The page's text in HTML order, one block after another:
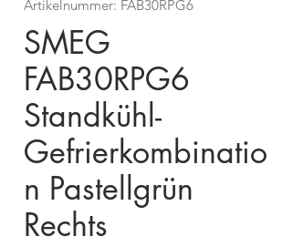
Artikelnummer: FAB30RPG6
SMEG
FAB30RPG6
Standkühl-
Gefrierkombinatio
n Pastellgrün
Rechts